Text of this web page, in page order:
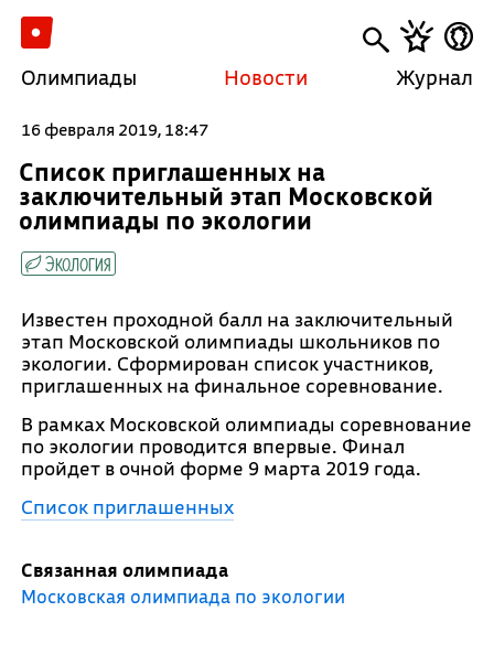
Олимпиады Новости Журнал
16 февраля 2019, 18:47
Список приглашенных на
заключительный этап Московской
олимпиады по экологии
Экология
Известен проходной балл на заключительный
этап Московской олимпиады школьников по
экологии. Сформирован список участников,
приглашенных на финальное соревнование.
В рамках Московской олимпиады соревнование
по экологии проводится впервые. Финал
пройдет в очной форме 9 марта 2019 года.
Список приглашенных
Связанная олимпиада
Московская олимпиада по экологии